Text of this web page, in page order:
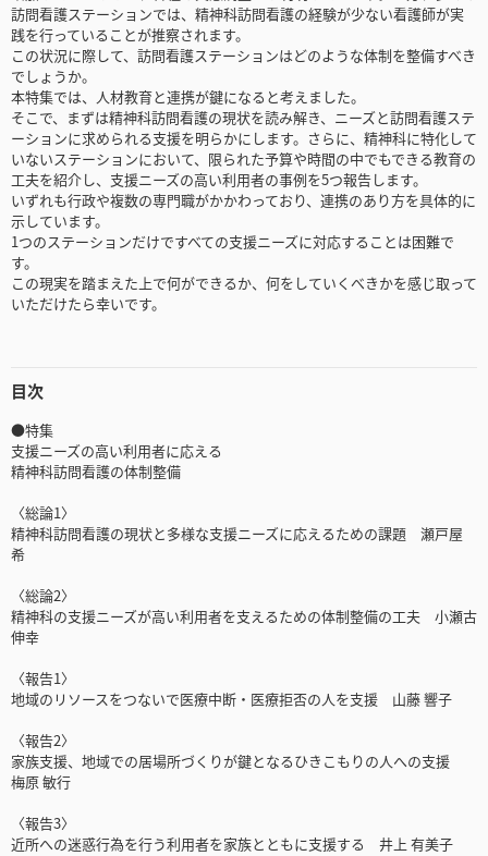
訪問看護ステーションでは、精神科訪問看護の経験が少ない看護師が実
践を行っていることが推察されます。
この状況に際して、訪問看護ステーションはどのような体制を整備すべき
でしょうか。
本特集では、人材教育と連携が鍵になると考えました。
そこで、まずは精神科訪問看護の現状を読み解き、ニーズと訪問看護ステ
ーションに求められる支援を明らかにします。さらに、精神科に特化して
いないステーションにおいて、限られた予算や時間の中でもできる教育の
工夫を紹介し、支援ニーズの高い利用者の事例を5つ報告します。
いずれも行政や複数の専門職がかかわっており、連携のあり方を具体的に
示しています。
1つのステーションだけですべての支援ニーズに対応することは困難で
す。
この現実を踏まえた上で何ができるか、何をしていくべきかを感じ取って
いただけたら幸いです。
目次
●特集
支援ニーズの高い利用者に応える
精神科訪問看護の体制整備
〈総論1〉
精神科訪問看護の現状と多様な支援ニーズに応えるための課題 瀬戸屋
希
〈総論2〉
精神科の支援ニーズが高い利用者を支えるための体制整備の工夫 小瀬古
伸幸
〈報告1〉
地域のリソースをつないで医療中断・医療拒否の人を支援 山藤 響子
〈報告2〉
家族支援、地域での居場所づくりが鍵となるひきこもりの人への支援
梅原 敏行
〈報告3〉
近所への迷惑行為を行う利用者を家族とともに支援する 井上 有美子